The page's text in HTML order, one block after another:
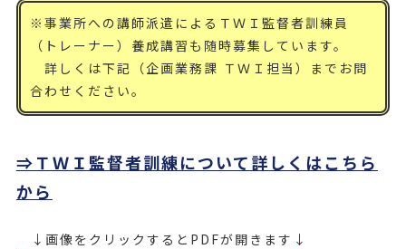
※事業所への講師派遣によるＴＷＩ監督者訓練員
（トレーナー）養成講習も随時募集しています。
詳しくは下記（企画業務課 ＴＷＩ担当）までお問
合わせください。
⇒ＴＷＩ監督者訓練について詳しくはこちら
から
↓画像をクリックするとPDFが開きます↓